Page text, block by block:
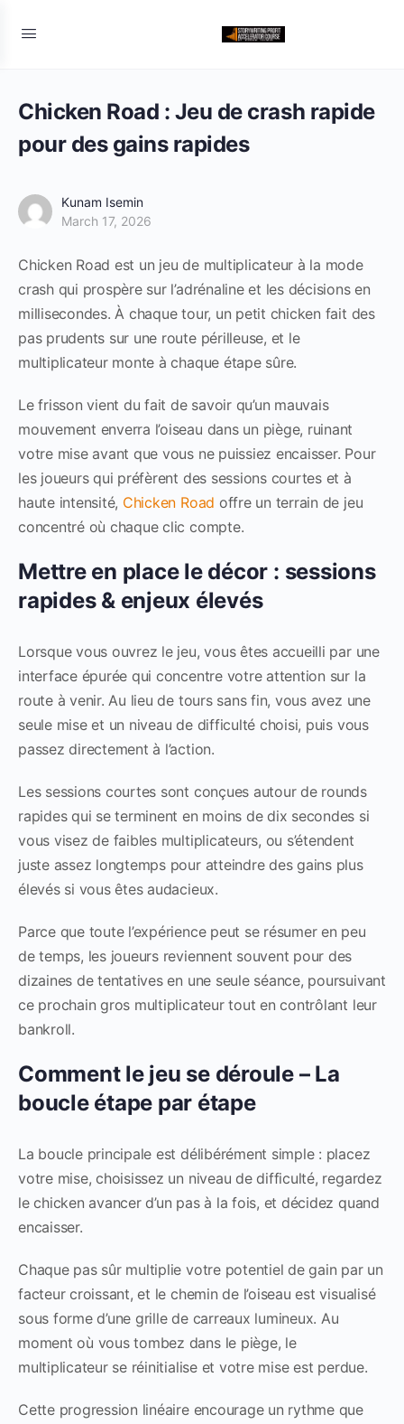
Chicken Road : Jeu de crash rapide
pour des gains rapides
Kunam Isemin
March 17, 2026
Chicken Road est un jeu de multiplicateur à la mode
crash qui prospère sur l’adrénaline et les décisions en
millisecondes. À chaque tour, un petit chicken fait des
pas prudents sur une route périlleuse, et le
multiplicateur monte à chaque étape sûre.
Le frisson vient du fait de savoir qu’un mauvais
mouvement enverra l’oiseau dans un piège, ruinant
votre mise avant que vous ne puissiez encaisser. Pour
les joueurs qui préfèrent des sessions courtes et à
haute intensité, Chicken Road offre un terrain de jeu
concentré où chaque clic compte.
Mettre en place le décor : sessions
rapides & enjeux élevés
Lorsque vous ouvrez le jeu, vous êtes accueilli par une
interface épurée qui concentre votre attention sur la
route à venir. Au lieu de tours sans fin, vous avez une
seule mise et un niveau de difficulté choisi, puis vous
passez directement à l’action.
Les sessions courtes sont conçues autour de rounds
rapides qui se terminent en moins de dix secondes si
vous visez de faibles multiplicateurs, ou s’étendent
juste assez longtemps pour atteindre des gains plus
élevés si vous êtes audacieux.
Parce que toute l’expérience peut se résumer en peu
de temps, les joueurs reviennent souvent pour des
dizaines de tentatives en une seule séance, poursuivant
ce prochain gros multiplicateur tout en contrôlant leur
bankroll.
Comment le jeu se déroule – La
boucle étape par étape
La boucle principale est délibérément simple : placez
votre mise, choisissez un niveau de difficulté, regardez
le chicken avancer d’un pas à la fois, et décidez quand
encaisser.
Chaque pas sûr multiplie votre potentiel de gain par un
facteur croissant, et le chemin de l’oiseau est visualisé
sous forme d’une grille de carreaux lumineux. Au
moment où vous tombez dans le piège, le
multiplicateur se réinitialise et votre mise est perdue.
Cette progression linéaire encourage un rythme que